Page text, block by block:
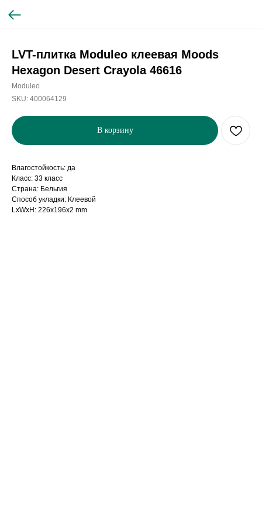
LVT-плитка Moduleo клеевая Moods
Hexagon Desert Crayola 46616
Moduleo
SKU: 400064129
В корзину
Влагостойкость: да
Класс: 33 класс
Страна: Бельгия
Способ укладки: Клеевой
LxWxH: 226x196x2 mm